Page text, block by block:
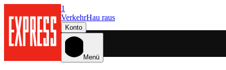
1
VerkehrHau raus
Konto
Menü